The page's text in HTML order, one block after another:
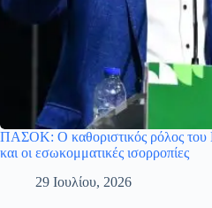
ΠΑΣΟΚ: Ο καθοριστικός ρόλος του
και οι εσωκομματικές ισορροπίες
29 Ιουλίου, 2026